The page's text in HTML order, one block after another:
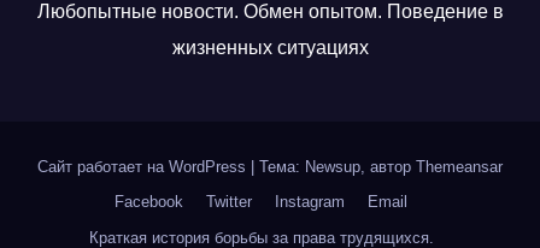
Любопытные новости. Обмен опытом. Поведение в
жизненных ситуациях
Сайт работает на WordPress Тема: Newsup, автор Themeansar
Facebook
Twitter Instagram
Email
Краткая история борьбы за права трудящихся.